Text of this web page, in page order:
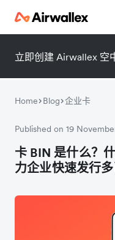
立即创建 Airwallex 空
Home Blog 企业卡
Published on 19
卡 BIN 是什么？
力企业快速发行
微信扫一
微信扫一